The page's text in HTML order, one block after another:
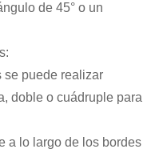
de 45° o un
se puede realizar
doble o cuádruple para
a lo largo de los bordes